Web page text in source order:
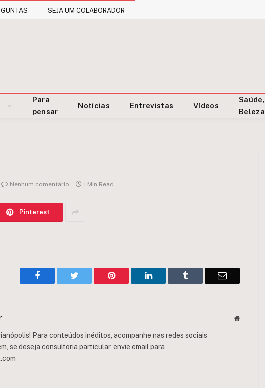
SEJA UM COLABORADOR
Para
pensar
Notícias Entrevistas Vídeos
Saúde,
Beleza
Nenhum comentário 1 Min Read
Pinterest
Facebook Twitter Pinterest LinkedIn Tumblr Email
Website
Para conteúdos inéditos, acompanhe nas redes sociais
se deseja consultoria particular, envie email para